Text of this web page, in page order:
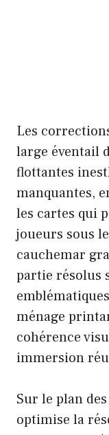
Les
large éventail
flottantes
manquantes,
les cartes qui
joueurs sous
cauchemar
partie résolus
ménage
cohérence
immersion
Sur le plan
optimise la